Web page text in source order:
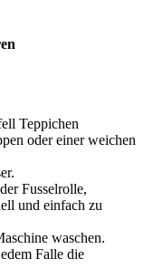
Teppichen
oder einer weichen
Fusselrolle,
und einfach zu
waschen.
Falle die